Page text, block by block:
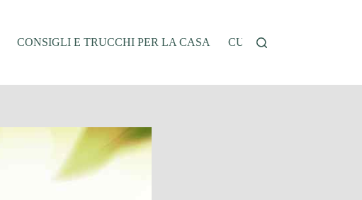
CONSIGLI E TRUCCHI PER LA CASA CUCINA E RICETTE